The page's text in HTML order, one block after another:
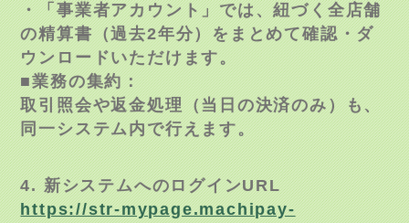
・「事業者アカウント」では、紐づく全店舗
の精算書（過去2年分）をまとめて確認・ダ
ウンロードいただけます。
■業務の集約：
取引照会や返金処理（当日の決済のみ）も、
同一システム内で行えます。
4. 新システムへのログインURL
https://str-mypage.machipay-